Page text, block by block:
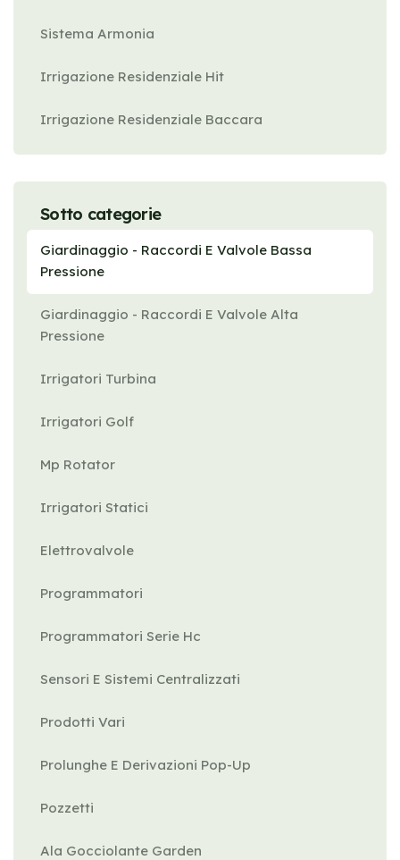
Sistema Armonia
Irrigazione Residenziale Hit
Irrigazione Residenziale Baccara
Sotto categorie
Giardinaggio - Raccordi E Valvole Bassa
Pressione
Giardinaggio - Raccordi E Valvole Alta
Pressione
Irrigatori Turbina
Irrigatori Golf
Mp Rotator
Irrigatori Statici
Elettrovalvole
Programmatori
Programmatori Serie Hc
Sensori E Sistemi Centralizzati
Prodotti Vari
Prolunghe E Derivazioni Pop-Up
Pozzetti
Ala Gocciolante Garden